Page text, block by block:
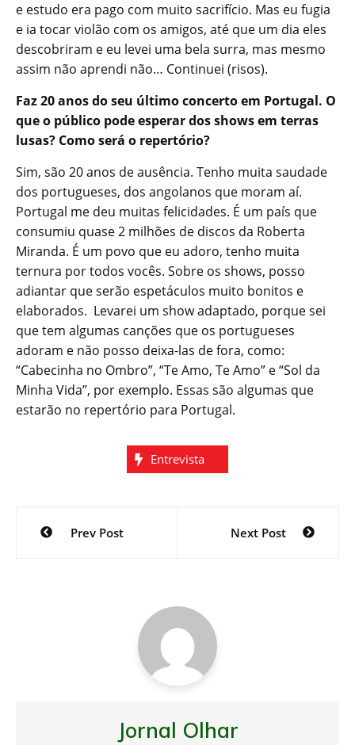
e estudo era pago com muito sacrifício. Mas eu fugia
e ia tocar violão com os amigos, até que um dia eles
descobriram e eu levei uma bela surra, mas mesmo
assim não aprendi não… Continuei (risos).
Faz 20 anos do seu último concerto em Portugal. O
que o público pode esperar dos shows em terras
lusas? Como será o repertório?
Sim, são 20 anos de ausência. Tenho muita saudade
dos portugueses, dos angolanos que moram aí.
Portugal me deu muitas felicidades. É um país que
consumiu quase 2 milhões de discos da Roberta
Miranda. É um povo que eu adoro, tenho muita
ternura por todos vocês. Sobre os shows, posso
adiantar que serão espetáculos muito bonitos e
elaborados. Levarei um show adaptado, porque sei
que tem algumas canções que os portugueses
adoram e não posso deixa-las de fora, como:
“Cabecinha no Ombro”, “Te Amo, Te Amo” e “Sol da
Minha Vida”, por exemplo. Essas são algumas que
estarão no repertório para Portugal.
Entrevista
Navegação
Prev Post Next Post
Jornal Olhar